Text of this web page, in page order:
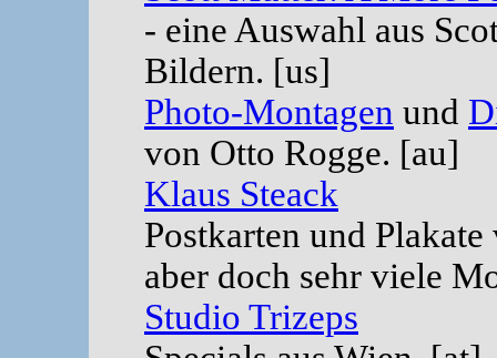
- eine Auswahl aus
Bildern. [us]
Photo-Montagen und
von Otto Rogge. [au]
Klaus Steack
Postkarten und
aber doch sehr viele
Studio Trizeps